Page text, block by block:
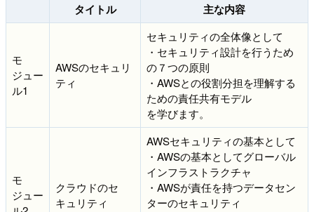
タイトル 主な内容
モ
ジュー
ル1
AWSのセキュリ
ティ
セキュリティの全体像として
・セキュリティ設計を行うため
の７つの原則
・AWSとの役割分担を理解する
ための責任共有モデル
を学びます。
モ
ジュー
クラウドのセ
キュリティ
AWSセキュリティの基本として
・AWSの基本としてグローバル
インフラストラクチャ
・AWSが責任を持つデータセン
ターのセキュリティ